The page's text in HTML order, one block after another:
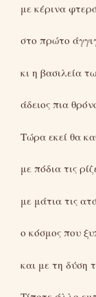
με κέρινα
στο πρώτο
κι η βασιλεία
άδειος πια
Τώρα εκεί θα
με πόδια τις
με μάτια τις
ο κόσμος που
και με τη δύση